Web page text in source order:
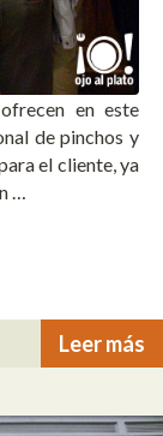
en este
de pinchos y
el cliente, ya
…
Leer más